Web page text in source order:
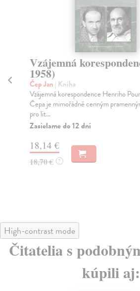
Vzájemná
1958)
Čep Jan | Kniha
Vzájemná korespondence Henriho
Čepa je mimořádně cenným
pro lit...
Zasielame do 12 dní
18,14 €
18,70 € ?
High-contrast mode
Čitatelia s
kúpili aj: